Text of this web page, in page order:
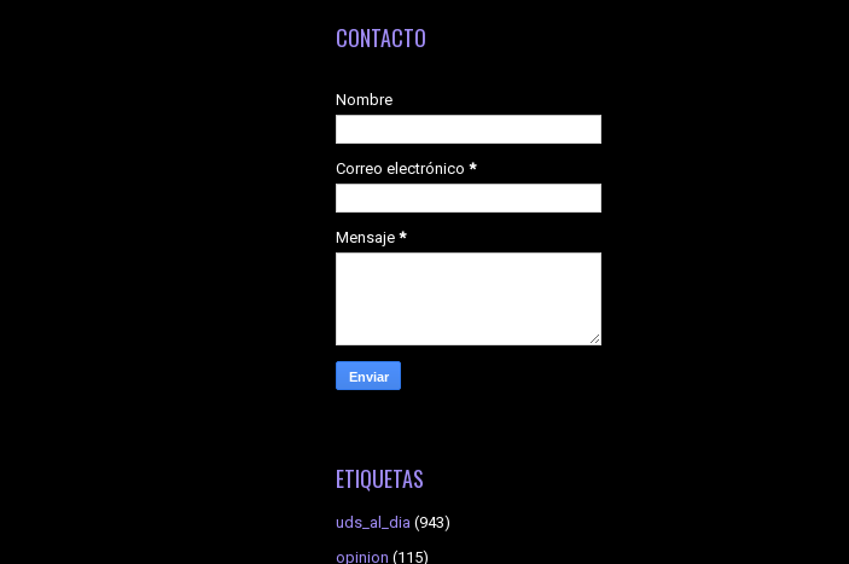
CONTACTO
Nombre
Correo electrónico *
Mensaje *
ETIQUETAS
uds_al_dia (943)
opinion (115)